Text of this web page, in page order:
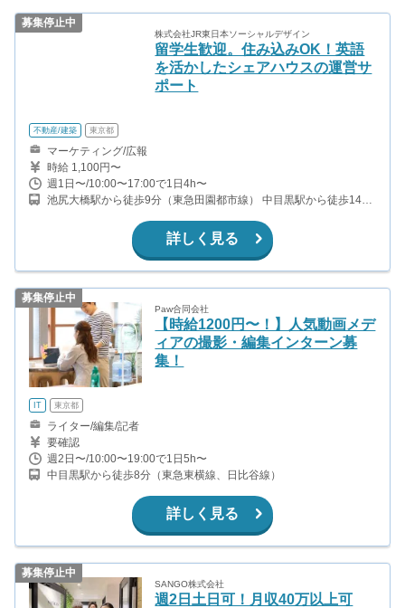
募集停止中
株式会社JR東日本ソーシャルデザイン
留学生歓迎。住み込みOK！英語
を活かしたシェアハウスの運営サ
ポート
不動産/建築 東京都
マーケティング/広報
時給 1,100円〜
週1日〜/10:00〜17:00で1日4h〜
池尻大橋駅から徒歩9分（東急田園都市線） 中目黒駅から徒歩14分
詳しく見る
募集停止中
Paw合同会社
【時給1200円〜！】人気動画メデ
ィアの撮影・編集インターン募
集！
IT 東京都
ライター/編集/記者
要確認
週2日〜/10:00〜19:00で1日5h〜
中目黒駅から徒歩8分（東急東横線、日比谷線）
詳しく見る
募集停止中
SANGO株式会社
週2日土日可！月収40万以上可